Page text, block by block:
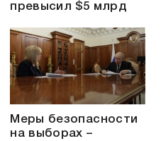
превысил $5 млрд
Меры безопасности
на выборах –